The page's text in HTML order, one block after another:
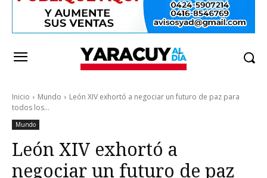
Inicio Mundo
León XIV exhortó a negociar un futuro de paz para
todos los...
Mundo
León XIV exhortó a
negociar un futuro de paz